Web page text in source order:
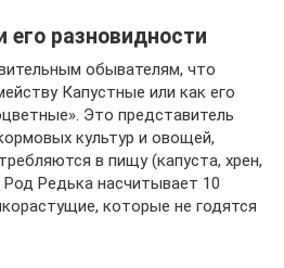
разновидности
обывателям, что
Капустные или как его
Это представитель
культур и овощей,
в пищу (капуста, хрен,
Род Редька насчитывает 10
которые не годятся